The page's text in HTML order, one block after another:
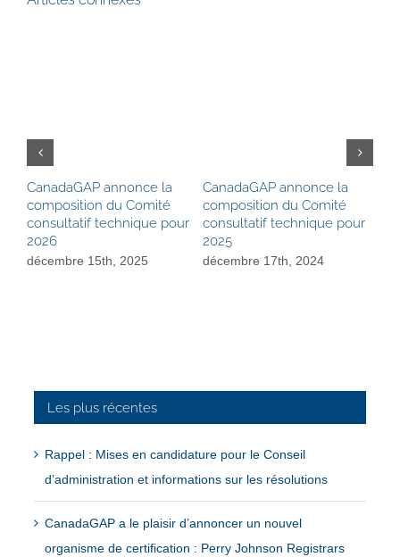
CanadaGAP annonce la
composition du Comité
consultatif technique pour
2026
décembre 15th, 2025
CanadaGAP annonce la
composition du Comité
consultatif technique pour
2025
décembre 17th, 2024
Les plus récentes
Rappel : Mises en candidature pour le Conseil
d’administration et informations sur les résolutions
CanadaGAP a le plaisir d’annoncer un nouvel
organisme de certification : Perry Johnson Registrars